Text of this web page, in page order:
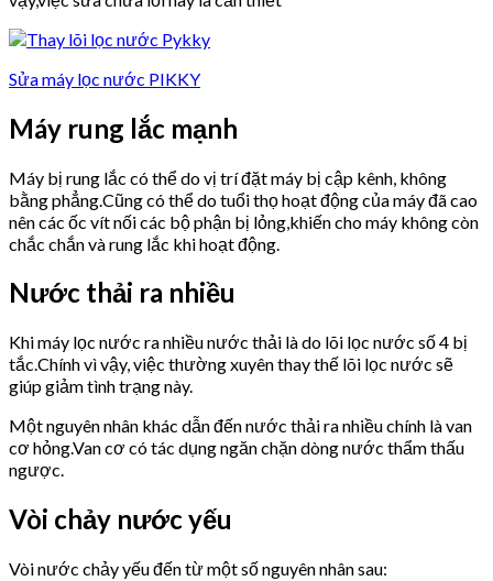
Sửa máy lọc nước PIKKY
Máy rung lắc mạnh
Máy bị rung lắc có thể do vị trí đặt máy bị cập kênh, không
bằng phẳng.Cũng có thể do tuổi thọ hoạt động của máy đã cao
nên các ốc vít nối các bộ phận bị lỏng,khiến cho máy không còn
chắc chắn và rung lắc khi hoạt động.
Nước thải ra nhiều
Khi máy lọc nước ra nhiều nước thải là do lõi lọc nước số 4 bị
tắc.Chính vì vậy, việc thường xuyên thay thế lõi lọc nước sẽ
giúp giảm tình trạng này.
Một nguyên nhân khác dẫn đến nước thải ra nhiều chính là van
cơ hỏng.Van cơ có tác dụng ngăn chặn dòng nước thẩm thấu
ngược.
Vòi chảy nước yếu
Vòi nước chảy yếu đến từ một số nguyên nhân sau: